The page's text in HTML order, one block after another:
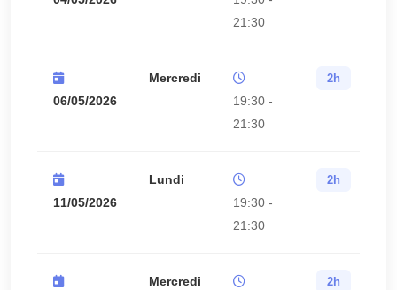
21:30
06/05/2026
Mercredi
19:30 -
21:30
2h
11/05/2026
Lundi
19:30 -
21:30
2h
Mercredi
2h